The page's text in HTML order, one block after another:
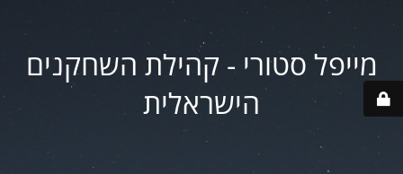
מייפל סטורי - קהילת השחקנים
הישראלית